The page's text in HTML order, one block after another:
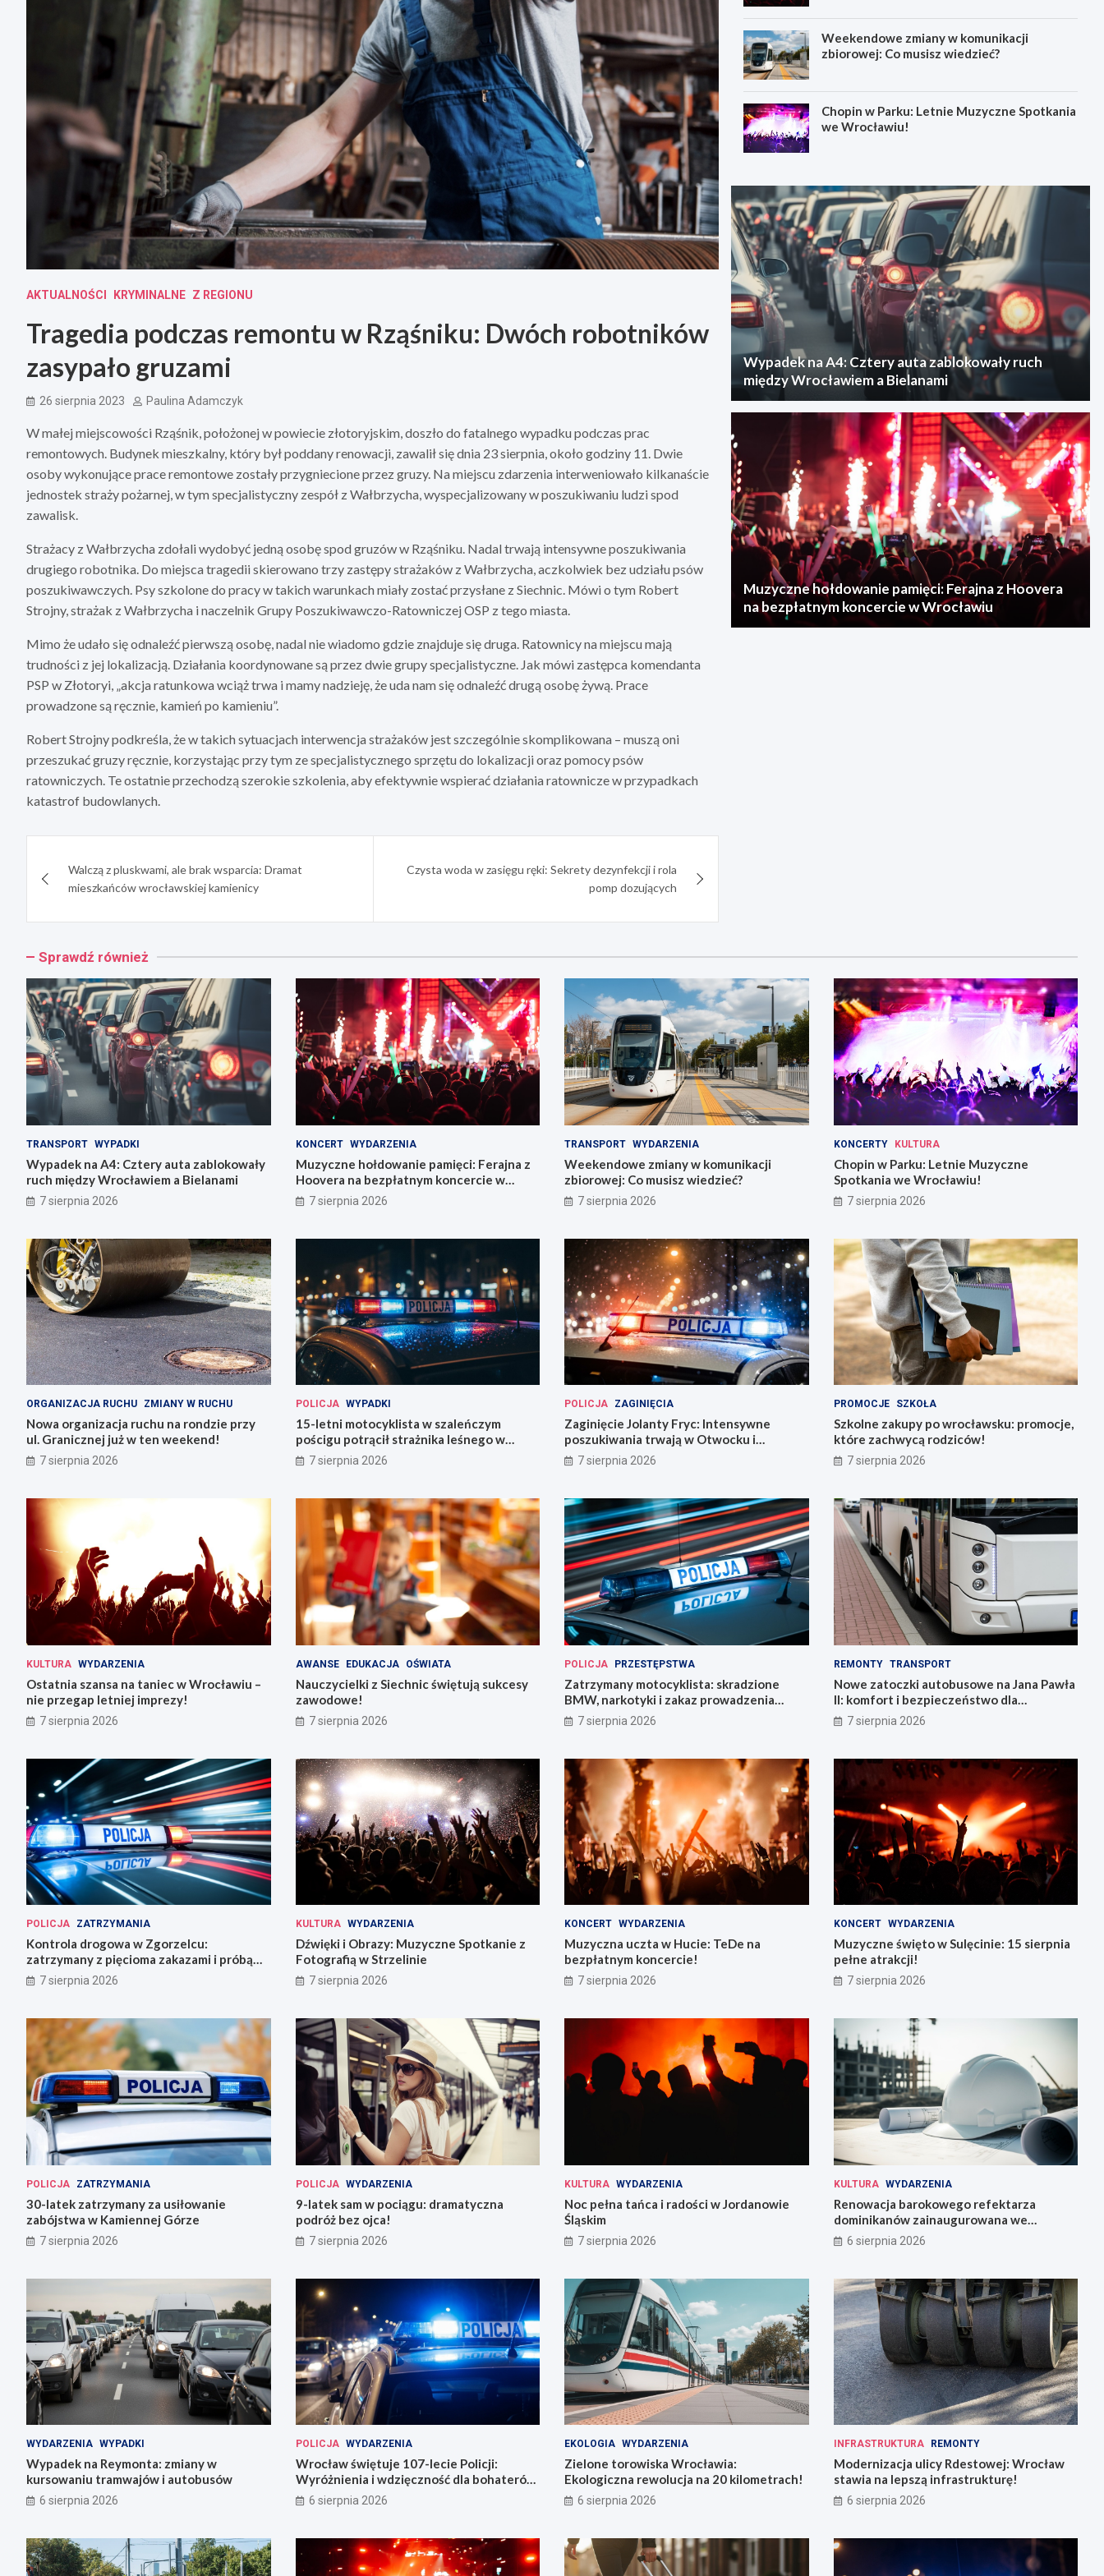
AKTUALNOŚCI KRYMINALNE Z REGIONU
Tragedia podczas remontu w Rząśniku: Dwóch robotników
zasypało gruzami
26 sierpnia 2023 Paulina Adamczyk
W małej miejscowości Rząśnik, położonej w powiecie złotoryjskim, doszło do fatalnego wypadku podczas prac
remontowych. Budynek mieszkalny, który był poddany renowacji, zawalił się dnia 23 sierpnia, około godziny 11. Dwie
osoby wykonujące prace remontowe zostały przygniecione przez gruzy. Na miejscu zdarzenia interweniowało kilkanaście
jednostek straży pożarnej, w tym specjalistyczny zespół z Wałbrzycha, wyspecjalizowany w poszukiwaniu ludzi spod
zawalisk.
Strażacy z Wałbrzycha zdołali wydobyć jedną osobę spod gruzów w Rząśniku. Nadal trwają intensywne poszukiwania
drugiego robotnika. Do miejsca tragedii skierowano trzy zastępy strażaków z Wałbrzycha, aczkolwiek bez udziału psów
poszukiwawczych. Psy szkolone do pracy w takich warunkach miały zostać przysłane z Siechnic. Mówi o tym Robert
Strojny, strażak z Wałbrzycha i naczelnik Grupy Poszukiwawczo-Ratowniczej OSP z tego miasta.
Mimo że udało się odnaleźć pierwszą osobę, nadal nie wiadomo gdzie znajduje się druga. Ratownicy na miejscu mają
trudności z jej lokalizacją. Działania koordynowane są przez dwie grupy specjalistyczne. Jak mówi zastępca komendanta
PSP w Złotoryi, „akcja ratunkowa wciąż trwa i mamy nadzieję, że uda nam się odnaleźć drugą osobę żywą. Prace
prowadzone są ręcznie, kamień po kamieniu”.
Robert Strojny podkreśla, że w takich sytuacjach interwencja strażaków jest szczególnie skomplikowana – muszą oni
przeszukać gruzy ręcznie, korzystając przy tym ze specjalistycznego sprzętu do lokalizacji oraz pomocy psów
ratowniczych. Te ostatnie przechodzą szerokie szkolenia, aby efektywnie wspierać działania ratownicze w przypadkach
katastrof budowlanych.
wpisuWalczą z pluskwami, ale brak wsparcia: Dramat
mieszkańców wrocławskiej kamienicy
Czysta woda w zasięgu ręki: Sekrety dezynfekcji i rola
pomp dozujących
Weekendowe zmiany w komunikacji
zbiorowej: Co musisz wiedzieć?
Chopin w Parku: Letnie Muzyczne Spotkania
we Wrocławiu!
Wypadek na A4: Cztery auta zablokowały ruch
między Wrocławiem a Bielanami
Muzyczne hołdowanie pamięci: Ferajna z Hoovera
na bezpłatnym koncercie w Wrocławiu
Sprawdź również
TRANSPORT WYPADKI
Wypadek na A4: Cztery auta zablokowały
ruch między Wrocławiem a Bielanami
7 sierpnia 2026
KONCERT WYDARZENIA
Muzyczne hołdowanie pamięci: Ferajna z
Hoovera na bezpłatnym koncercie w
Wrocławiu
7 sierpnia 2026
TRANSPORT WYDARZENIA
Weekendowe zmiany w komunikacji
zbiorowej: Co musisz wiedzieć?
7 sierpnia 2026
KONCERTY KULTURA
Chopin w Parku: Letnie Muzyczne
Spotkania we Wrocławiu!
7 sierpnia 2026
ORGANIZACJA RUCHU ZMIANY W RUCHU
Nowa organizacja ruchu na rondzie przy
ul. Granicznej już w ten weekend!
7 sierpnia 2026
POLICJA WYPADKI
15-letni motocyklista w szaleńczym
pościgu potrącił strażnika leśnego w
Lwówku Śląskim
7 sierpnia 2026
POLICJA ZAGINIĘCIA
Zaginięcie Jolanty Fryc: Intensywne
poszukiwania trwają w Otwocku i
Wrocławiu
7 sierpnia 2026
PROMOCJE SZKOŁA
Szkolne zakupy po wrocławsku: promocje,
które zachwycą rodziców!
7 sierpnia 2026
KULTURA WYDARZENIA
Ostatnia szansa na taniec w Wrocławiu –
nie przegap letniej imprezy!
7 sierpnia 2026
AWANSE EDUKACJA OŚWIATA
Nauczycielki z Siechnic świętują sukcesy
zawodowe!
7 sierpnia 2026
POLICJA PRZESTĘPSTWA
Zatrzymany motocyklista: skradzione
BMW, narkotyki i zakaz prowadzenia
pojazdów
7 sierpnia 2026
REMONTY TRANSPORT
Nowe zatoczki autobusowe na Jana Pawła
II: komfort i bezpieczeństwo dla
mieszkańców!
7 sierpnia 2026
POLICJA ZATRZYMANIA
Kontrola drogowa w Zgorzelcu:
zatrzymany z pięcioma zakazami i próbą
ucieczki
7 sierpnia 2026
KULTURA WYDARZENIA
Dźwięki i Obrazy: Muzyczne Spotkanie z
Fotografią w Strzelinie
7 sierpnia 2026
KONCERT WYDARZENIA
Muzyczna uczta w Hucie: TeDe na
bezpłatnym koncercie!
7 sierpnia 2026
KONCERT WYDARZENIA
Muzyczne święto w Sulęcinie: 15 sierpnia
pełne atrakcji!
7 sierpnia 2026
POLICJA ZATRZYMANIA
30-latek zatrzymany za usiłowanie
zabójstwa w Kamiennej Górze
7 sierpnia 2026
POLICJA WYDARZENIA
9-latek sam w pociągu: dramatyczna
podróż bez ojca!
7 sierpnia 2026
KULTURA WYDARZENIA
Noc pełna tańca i radości w Jordanowie
Śląskim
7 sierpnia 2026
KULTURA WYDARZENIA
Renowacja barokowego refektarza
dominikanów zainaugurowana we
Wrocławiu
6 sierpnia 2026
WYDARZENIA WYPADKI
Wypadek na Reymonta: zmiany w
kursowaniu tramwajów i autobusów
6 sierpnia 2026
POLICJA WYDARZENIA
Wrocław świętuje 107-lecie Policji:
Wyróżnienia i wdzięczność dla bohaterów
codzienności
6 sierpnia 2026
EKOLOGIA WYDARZENIA
Zielone torowiska Wrocławia:
Ekologiczna rewolucja na 20 kilometrach!
6 sierpnia 2026
INFRASTRUKTURA REMONTY
Modernizacja ulicy Rdestowej: Wrocław
stawia na lepszą infrastrukturę!
6 sierpnia 2026